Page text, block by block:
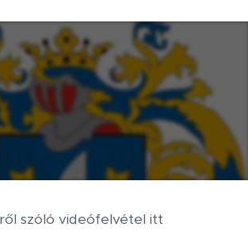
szóló videófelvétel itt